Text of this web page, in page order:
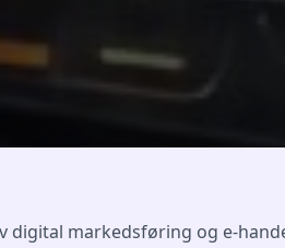
digital markedsføring og e-